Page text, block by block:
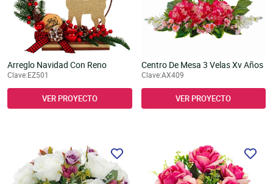
Arreglo Navidad Con Reno
Clave:EZ501
VER PROYECTO
Centro De Mesa 3 Velas Xv Años
Clave:AX409
VER PROYECTO